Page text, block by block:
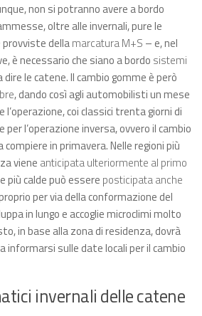
non si potranno avere a bordo
oltre alle invernali, pure le
dellamarcatura M+S – e, nel
è necessario che siano a bordo sistemi
dire le catene. Il cambio gomme è però
, dando così agli automobilisti un mese
coi classici trenta giorni di
l’operazione inversa, ovvero il cambio
in primavera. Nelle regioni più
viene anticipata ulteriormente al primo
più calde può essere posticipata anche
per via della conformazione del
in lungo e accoglie microclimi molto
in base alla zona di residenza, dovrà
informarsi sulle date locali per il cambio
invernali delle catene